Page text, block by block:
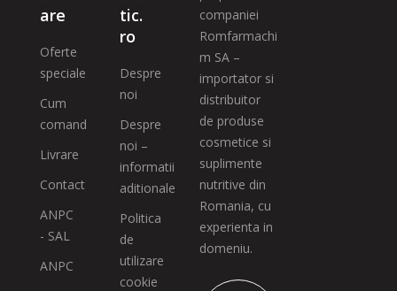
are
Oferte
speciale
Cum
comand
Livrare
Contact
ANPC
- SAL
ANPC
tic.
ro
Despre
noi
Despre
noi –
informatii
aditionale
Politica
de
utilizare
cookie
companiei
Romfarmachi
m SA –
importator si
distribuitor
de produse
cosmetice si
suplimente
nutritive din
Romania, cu
experienta in
domeniu.